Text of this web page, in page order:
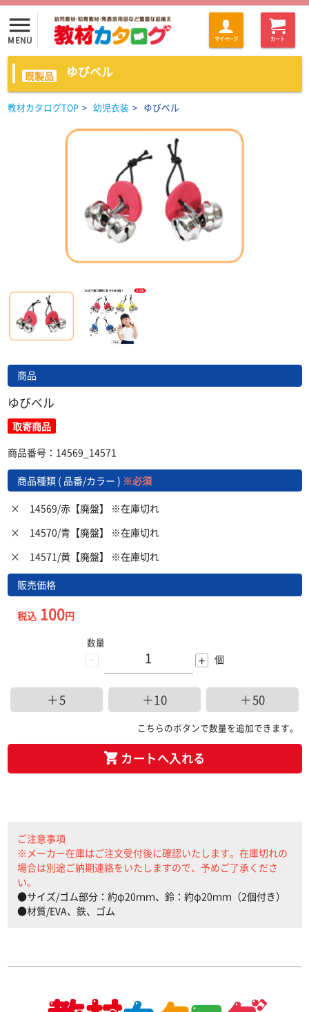
menu
MENU マイページ カート
既製品 ゆびベル
教材カタログTOP > 幼児衣装 > ゆびベル
商品
ゆびベル
取寄商品
商品番号：14569_14571
商品種類 ( 品番/カラー ) ※必須
×
14569/赤【廃盤】 ※在庫切れ
×
14570/青【廃盤】 ※在庫切れ
×
14571/黄【廃盤】 ※在庫切れ
販売価格
税込100円
-
数量
+ 個
＋5 ＋10 ＋50
こちらのボタンで数量を追加できます。
カートへ入れる
ご注意事項
※メーカー在庫はご注文受付後に確認いたします。在庫切れの
場合は別途ご納期連絡をいたしますので、予めご了承くださ
い。
●サイズ/ゴム部分：約φ20ｍｍ、鈴：約φ20ｍｍ（2個付き）
●材質/EVA、鉄、ゴム